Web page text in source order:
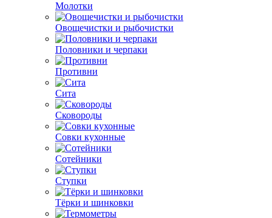
Молотки
Овощечистки и рыбочистки
Половники и черпаки
Противни
Сита
Сковороды
Совки кухонные
Сотейники
Ступки
Тёрки и шинковки